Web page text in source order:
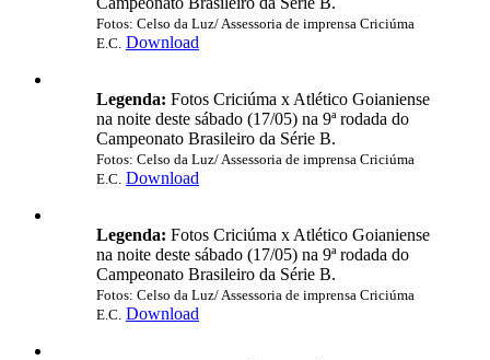
Fotos: Celso da Luz/ Assessoria de imprensa Criciúma
E.C. Download
Legenda: Fotos Criciúma x Atlético Goianiense
na noite deste sábado (17/05) na 9ª rodada do
Campeonato Brasileiro da Série B.
Fotos: Celso da Luz/ Assessoria de imprensa Criciúma
E.C. Download
Legenda: Fotos Criciúma x Atlético Goianiense
na noite deste sábado (17/05) na 9ª rodada do
Campeonato Brasileiro da Série B.
Fotos: Celso da Luz/ Assessoria de imprensa Criciúma
E.C. Download